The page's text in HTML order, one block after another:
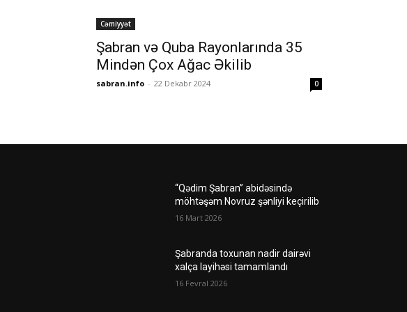
Cəmiyyət
Şabran və Quba Rayonlarında 35
Mindən Çox Ağac Əkilib
sabran.info - 22 Dekabr 2024 0
“Qədim Şabran” abidəsində
möhtəşəm Novruz şənliyi keçirilib
16 Mart 2026
Şabranda toxunan nadir dairəvi
xalça layihəsi tamamlandı
16 Fevral 2026